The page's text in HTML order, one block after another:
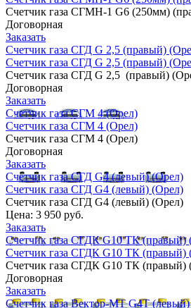
Счетчик газа СГМН-1 G6 (250мм)
Договорная
Заказать
Счетчик газа СГД G 2,5 (правый)
Счетчик газа СГД G 2,5 (правый)
Счетчик газа СГД G 2,5 (правый)
Договорная
Заказать
Счетчик газа СГМ 4 (Орел)
Счетчик газа СГМ 4 (Орел)
Счетчик газа СГМ 4 (Орел)
Договорная
Заказать
Счетчик газа СГД G4 (левый) (Орел)
Счетчик газа СГД G4 (левый) (Орел)
Счетчик газа СГД G4 (левый) (Орел)
Цена: 3 950 руб.
Заказать
Счетчик газа СГДК G10 ТК (правый)
Счетчик газа СГДК G10 ТК (правый)
Счетчик газа СГДК G10 ТК (правый)
Договорная
Заказать
Счетчик газа Вектор-МТ G4Т (левый)